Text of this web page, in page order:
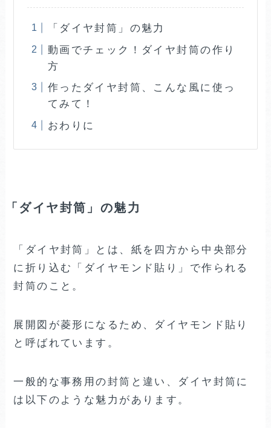
「ダイヤ封筒」の魅力
動画でチェック！ダイヤ封筒の作り
方
作ったダイヤ封筒、こんな風に使っ
てみて！
おわりに
「ダイヤ封筒」の魅力
「ダイヤ封筒」とは、紙を四方から中央部分
に折り込む「ダイヤモンド貼り」で作られる
封筒のこと。
展開図が菱形になるため、ダイヤモンド貼り
と呼ばれています。
一般的な事務用の封筒と違い、ダイヤ封筒に
は以下のような魅力があります。